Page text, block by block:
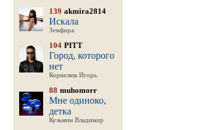
139 akmira2814
Искала
Земфира
104 PITT
Город, которого
нет
Корнелюк Игорь
88 muhomorr
Мне одиноко,
детка
Кузьмин Владимир